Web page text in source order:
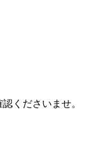
くださいませ。